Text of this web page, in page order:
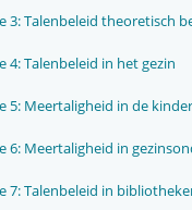
3: Talenbeleid theoretisch
4: Talenbeleid in het gezin
5: Meertaligheid in de
6: Meertaligheid in
7: Talenbeleid in